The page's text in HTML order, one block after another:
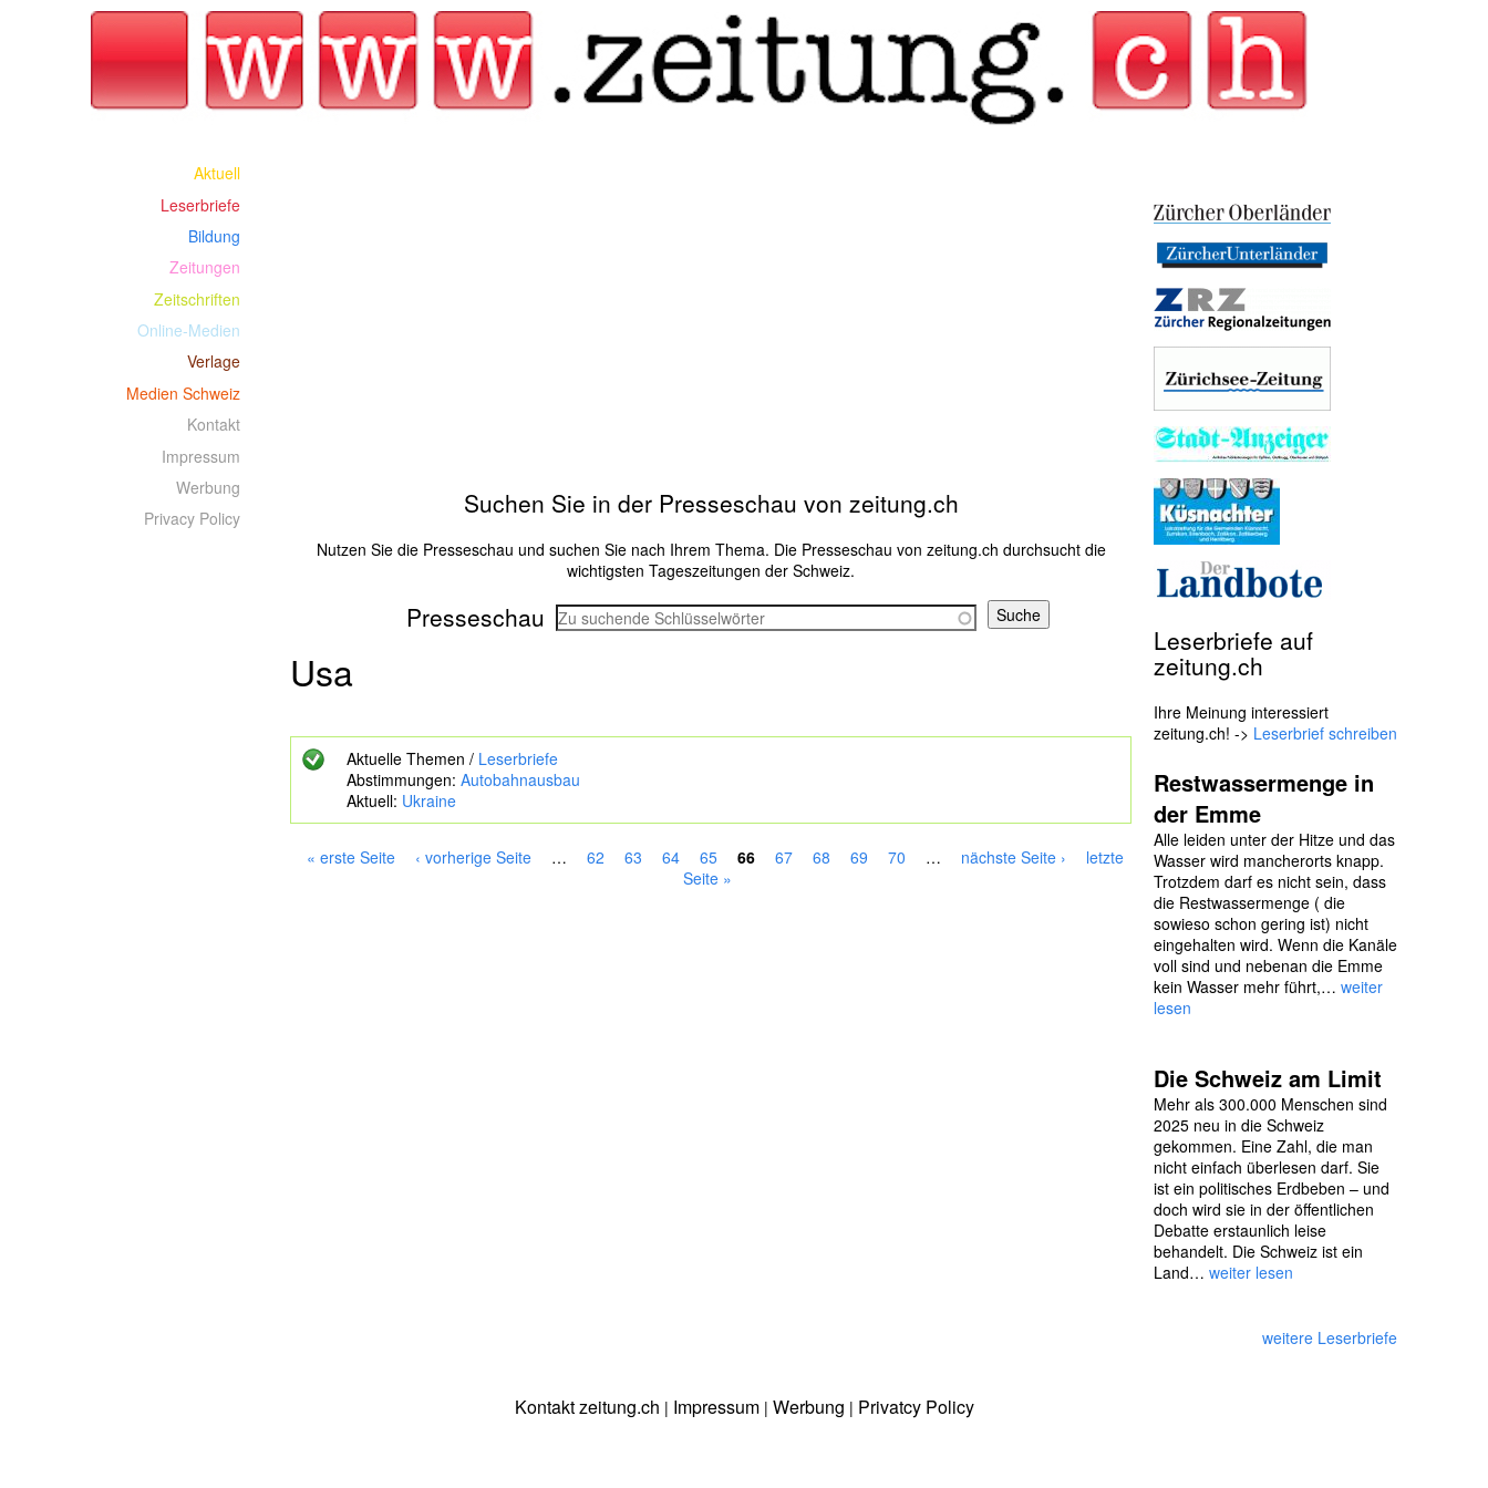
Jump to navigation
Suchen Sie in der Presseschau von zeitung.ch
Nutzen Sie die Presseschau und suchen Sie nach Ihrem Thema. Die Presseschau von zeitung.ch durchsucht die
wichtigsten Tageszeitungen der Schweiz.
Presseschau
s
u
e
S
Usa
Aktuelle Themen / Leserbriefe
Abstimmungen: Autobahnausbau
Aktuell: Ukraine
« erste Seite ‹ vorherige Seite … 62 63 64 65 66 67 68 69 70 … nächste Seite ›
letzte
Seite »
Aktuell
Leserbriefe
Bildung
Zeitungen
Zeitschriften
Online-Medien
Verlage
Medien Schweiz
Kontakt
Impressum
Werbung
Privacy Policy
Leserbriefe auf
zeitung.ch
Ihre Meinung interessiert
zeitung.ch! -> Leserbrief schreiben
Restwassermenge in
der Emme
Alle leiden unter der Hitze und das
Wasser wird mancherorts knapp.
Trotzdem darf es nicht sein, dass
die Restwassermenge ( die
sowieso schon gering ist) nicht
eingehalten wird. Wenn die Kanäle
voll sind und nebenan die Emme
kein Wasser mehr führt,… weiter
lesen
Die Schweiz am Limit
Mehr als 300.000 Menschen sind
2025 neu in die Schweiz
gekommen. Eine Zahl, die man
nicht einfach überlesen darf. Sie
ist ein politisches Erdbeben – und
doch wird sie in der öffentlichen
Debatte erstaunlich leise
behandelt. Die Schweiz ist ein
Land… weiter lesen
weitere Leserbriefe
Kontakt zeitung.ch | Impressum| Werbung | Privatcy Policy